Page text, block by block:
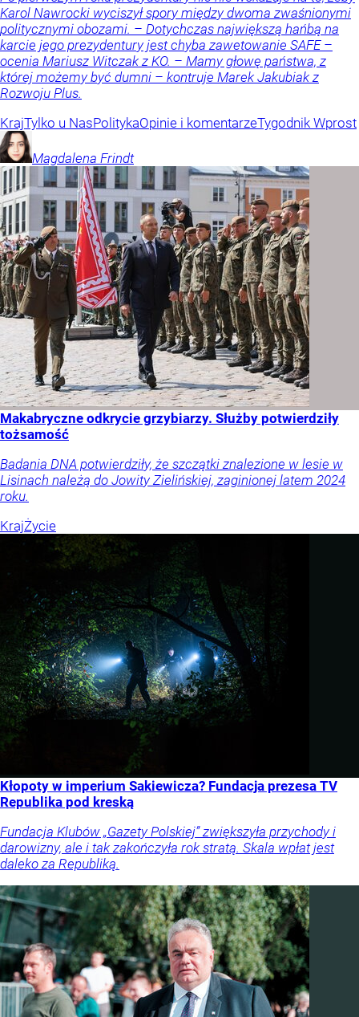
Karol Nawrocki wyciszył spory między dwoma zwaśnionymi
politycznymi obozami. – Dotychczas największą hańbą na
karcie jego prezydentury jest chyba zawetowanie SAFE –
ocenia Mariusz Witczak z KO. – Mamy głowę państwa, z
której możemy być dumni – kontruje Marek Jakubiak z
Rozwoju Plus.
KrajTylko u NasPolitykaOpinie i komentarzeTygodnik Wprost
Magdalena Frindt
Makabryczne odkrycie grzybiarzy. Służby potwierdziły
tożsamość
Badania DNA potwierdziły, że szczątki znalezione w lesie w
Lisinach należą do Jowity Zielińskiej, zaginionej latem 2024
roku.
KrajŻycie
Kłopoty w imperium Sakiewicza? Fundacja prezesa TV
Republika pod kreską
Fundacja Klubów „Gazety Polskiej” zwiększyła przychody i
darowizny, ale i tak zakończyła rok stratą. Skala wpłat jest
daleko za Republiką.